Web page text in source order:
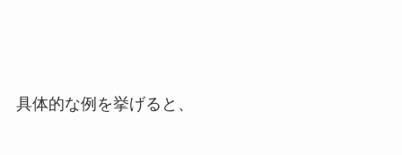
具体的な例を挙げると、